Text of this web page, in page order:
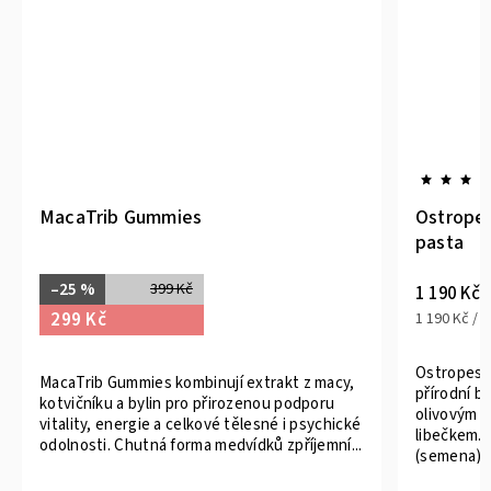
Gummies
399 Kč
Gummies kombinují extrakt z macy,
a bylin pro přirozenou podporu
energie a celkové tělesné i psychické
Chutná forma medvídků zpříjemní...
Ostropestřec
1 190 Kč / 1 ks
Ostropestřec
přírodní bylinné pasty
olivovým olejem,
libečkem. Šetrně
(semena)...